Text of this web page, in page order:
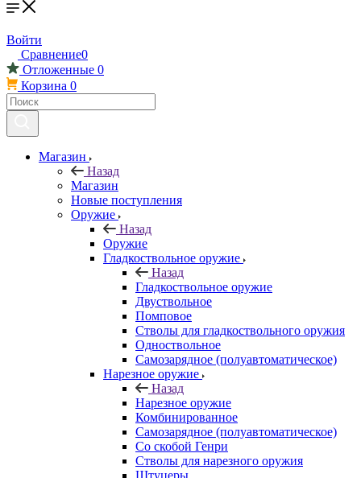
Войти
Сравнение0
Отложенные 0
Корзина 0
Магазин
Назад
Магазин
Новые поступления
Оружие
Назад
Оружие
Гладкоствольное оружие
Назад
Гладкоствольное оружие
Двуствольное
Помповое
Стволы для гладкоствольного оружия
Одноствольное
Самозарядное (полуавтоматическое)
Нарезное оружие
Назад
Нарезное оружие
Комбинированное
Самозарядное (полуавтоматическое)
Со скобой Генри
Стволы для нарезного оружия
Штуцеры